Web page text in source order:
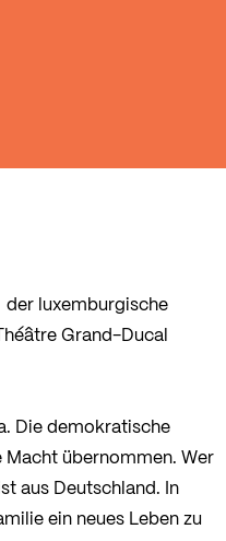
der luxemburgische
Grand-Ducal
Die demokratische
übernommen. Wer
aus Deutschland. In
ein neues Leben zu